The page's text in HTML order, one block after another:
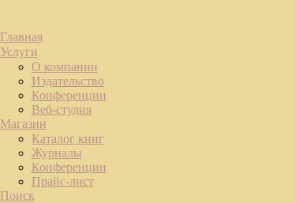
Главная
Услуги
О компании
Издательство
Конференции
Веб-студия
Магазин
Каталог книг
Журналы
Конференции
Прайс-лист
Поиск